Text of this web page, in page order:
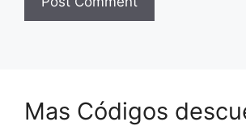
Mas Códigos